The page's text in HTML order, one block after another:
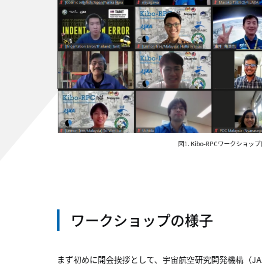
図1. Kibo-RPCワークショッ
ワークショップの様子
まず初めに開会挨拶として、宇宙航空研究開発機構（